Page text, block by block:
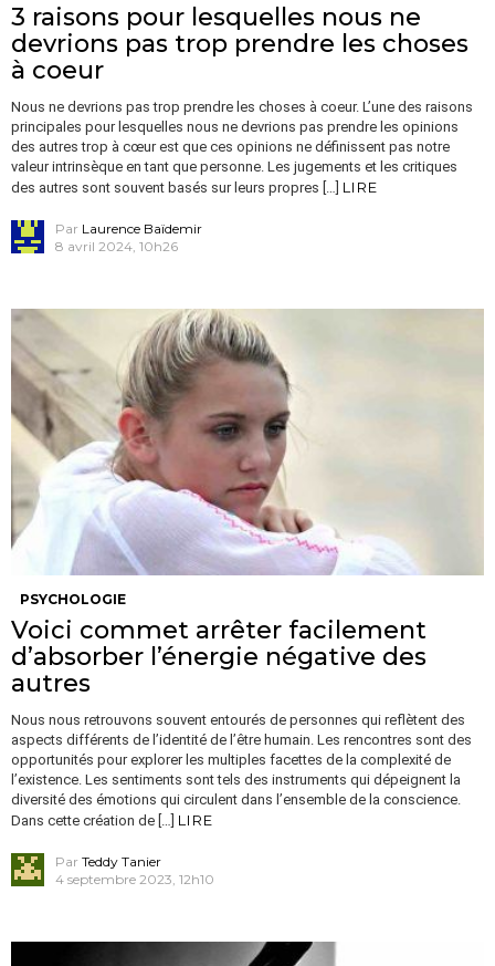
3 raisons pour lesquelles nous ne
devrions pas trop prendre les choses
à coeur
Nous ne devrions pas trop prendre les choses à coeur. L’une des raisons
principales pour lesquelles nous ne devrions pas prendre les opinions
des autres trop à cœur est que ces opinions ne définissent pas notre
valeur intrinsèque en tant que personne. Les jugements et les critiques
des autres sont souvent basés sur leurs propres […] LIRE
Par Laurence Baïdemir
8 avril 2024, 10h26
PSYCHOLOGIE
Voici commet arrêter facilement
d’absorber l’énergie négative des
autres
Nous nous retrouvons souvent entourés de personnes qui reflètent des
aspects différents de l’identité de l’être humain. Les rencontres sont des
opportunités pour explorer les multiples facettes de la complexité de
l’existence. Les sentiments sont tels des instruments qui dépeignent la
diversité des émotions qui circulent dans l’ensemble de la conscience.
Dans cette création de […] LIRE
Par Teddy Tanier
4 septembre 2023, 12h10